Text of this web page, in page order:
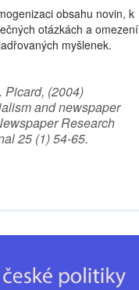
obsahu novin, k
otázkách a omezení
myšlenek.
Picard, (2004)
and newspaper
Research
25 (1) 54-65.